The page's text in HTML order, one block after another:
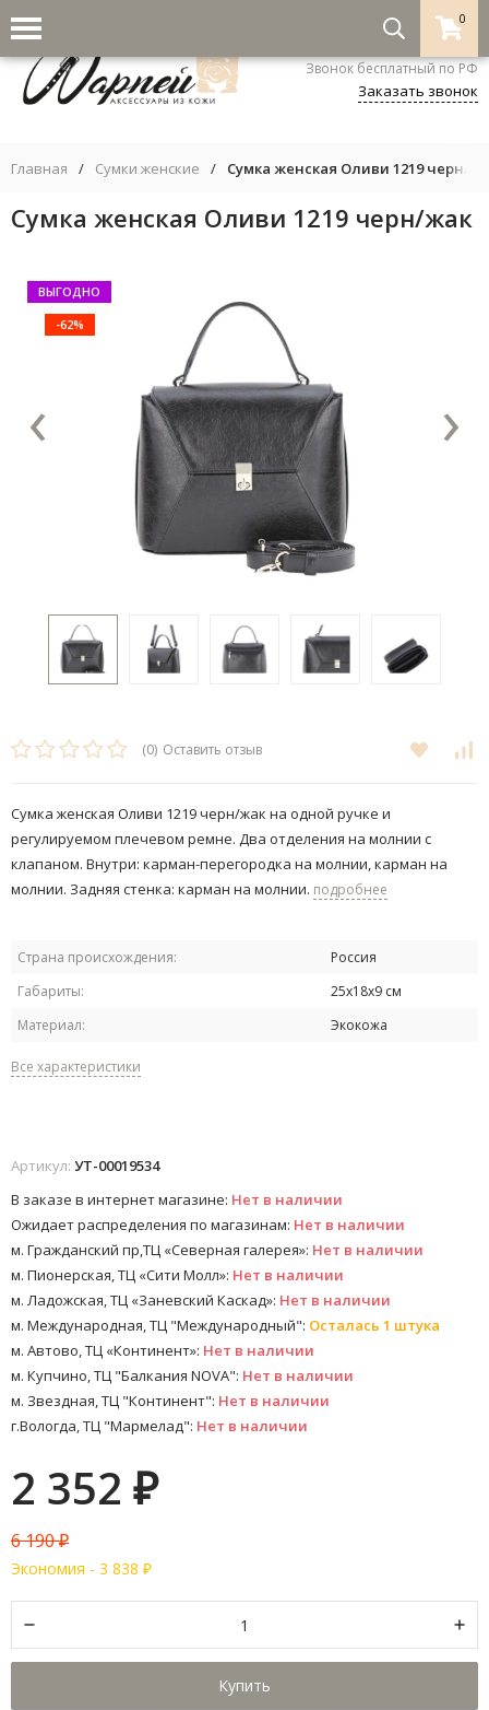
0
8-800-333-5530
Звонок бесплатный по РФ
Заказать звонок
Главная / Сумки женские / Сумка женская Оливи 1219 черн/
Сумка женская Оливи 1219 черн/жак
ВЫГОДНО
-62%
‹ ›
(0) Оставить отзыв
Сумка женская Оливи 1219 черн/жак на одной ручке и
регулируемом плечевом ремне. Два отделения на молнии с
клапаном. Внутри: карман-перегородка на молнии, карман на
молнии. Задняя стенка: карман на молнии. подробнее
Страна происхождения:
Россия
Габариты:
25х18х9 см
Материал:
Экокожа
Все характеристики
Артикул: УТ-00019534
В заказе в интернет магазине: Нет в наличии
Ожидает распределения по магазинам: Нет в наличии
м. Гражданский пр,ТЦ «Северная галерея»: Нет в наличии
м. Пионерская, ТЦ «Сити Молл»: Нет в наличии
м. Ладожская, ТЦ «Заневский Каскад»: Нет в наличии
м. Международная, ТЦ "Международный": Осталась 1 штука
м. Автово, ТЦ «Континент»: Нет в наличии
м. Купчино, ТЦ "Балкания NOVA": Нет в наличии
м. Звездная, ТЦ "Континент": Нет в наличии
г.Вологда, ТЦ "Мармелад": Нет в наличии
2 352 ₽
6 190₽
Экономия - 3 838 ₽
Купить